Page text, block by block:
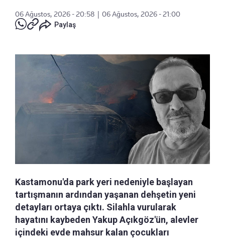
06 Ağustos, 2026 - 20:58
06 Ağustos, 2026 - 21:00
Paylaş
Kastamonu'da park yeri nedeniyle başlayan
tartışmanın ardından yaşanan dehşetin yeni
detayları ortaya çıktı. Silahla vurularak
hayatını kaybeden Yakup Açıkgöz'ün, alevler
içindeki evde mahsur kalan çocukları